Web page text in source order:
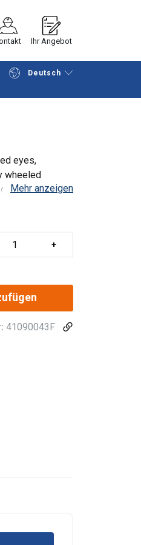
Ihr Angebot
Deutsch
senden
eyes,
wheeled
sling,
Mehr anzeigen
41090043F